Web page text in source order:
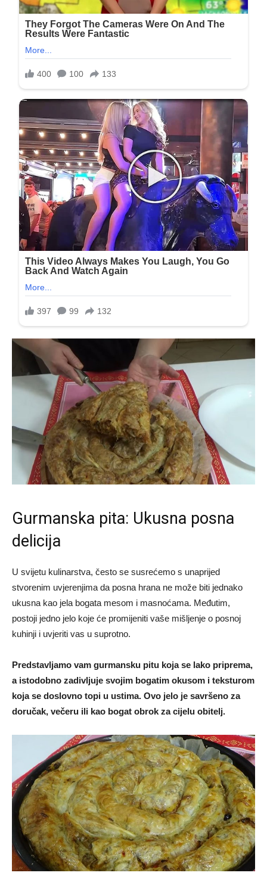
Gurmanska pita: Ukusna posna
delicija
U svijetu kulinarstva, često se susrećemo s unaprijed
stvorenim uvjerenjima da posna hrana ne može biti jednako
ukusna kao jela bogata mesom i masnoćama. Međutim,
postoji jedno jelo koje će promijeniti vaše mišljenje o posnoj
kuhinji i uvjeriti vas u suprotno.
Predstavljamo vam gurmansku pitu koja se lako priprema,
a istodobno zadivljuje svojim bogatim okusom i teksturom
koja se doslovno topi u ustima. Ovo jelo je savršeno za
doručak, večeru ili kao bogat obrok za cijelu obitelj.